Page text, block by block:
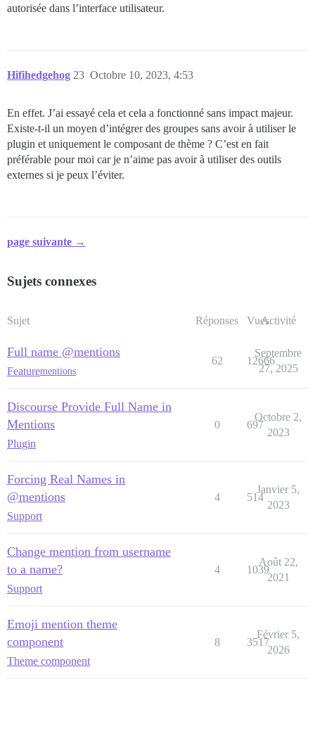
autorisée dans l’interface utilisateur.
Hifihedgehog Octobre 10, 2023, 4:53
23
En effet. J’ai essayé cela et cela a fonctionné sans impact majeur.
Existe-t-il un moyen d’intégrer des groupes sans avoir à utiliser le
plugin et uniquement le composant de thème ? C’est en fait
préférable pour moi car je n’aime pas avoir à utiliser des outils
externes si je peux l’éviter.
page suivante →
Sujets connexes
Sujet Réponses VuesActivité
Full name @mentions
Featurementions
62 12666
Septembre
27, 2025
Discourse Provide Full Name in
Mentions
Plugin
0 697
Octobre 2,
2023
Forcing Real Names in
@mentions
Support
4 514
Janvier 5,
2023
Change mention from username
to a name?
Support
4 1039
Août 22,
2021
Emoji mention theme
component
Theme component
8 3517
Février 5,
2026